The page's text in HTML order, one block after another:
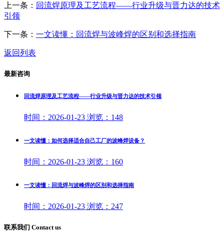
上一条： 回流焊原理及工艺流程——行业升级与晋力达的技术
引领
下一条： 一文读懂：回流焊与波峰焊的区别和选择指南
返回列表
最新咨询
回流焊原理及工艺流程——行业升级与晋力达的技术引领
时间： 2026-01-23 浏览： 148
一文读懂：如何选择适合自己工厂的波峰焊设备？
时间： 2026-01-23 浏览： 160
一文读懂：回流焊与波峰焊的区别和选择指南
时间： 2026-01-23 浏览： 247
联系我们 Contact us